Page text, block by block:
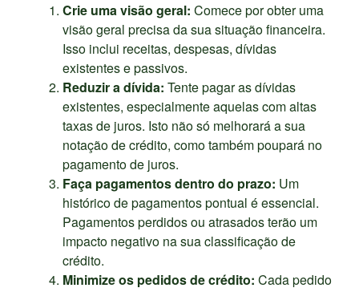
Crie uma visão geral: Comece por obter uma
visão geral precisa da sua situação financeira.
Isso inclui receitas, despesas, dívidas
existentes e passivos.
Reduzir a dívida: Tente pagar as dívidas
existentes, especialmente aquelas com altas
taxas de juros. Isto não só melhorará a sua
notação de crédito, como também poupará no
pagamento de juros.
Faça pagamentos dentro do prazo: Um
histórico de pagamentos pontual é essencial.
Pagamentos perdidos ou atrasados terão um
impacto negativo na sua classificação de
crédito.
Minimize os pedidos de crédito: Cada pedido